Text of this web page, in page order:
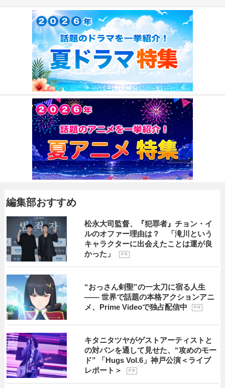
編集部おすすめ
松永大司監督、『犯罪者』チョン・イ
ルのオファー理由は？ 「滝川という
キャラクターに出会えたことは運が良
かった」
P R
“おっさん剣聖”の一太刀に宿る人生
―― 世界で話題の本格アクションアニ
メ、Prime Videoで独占配信中
P R
キタニタツヤがゲストアーティストと
の対バンを通して見せた、“攻めのモー
ド” 「Hugs Vol.6」神戸公演＜ライブ
レポート＞
P R